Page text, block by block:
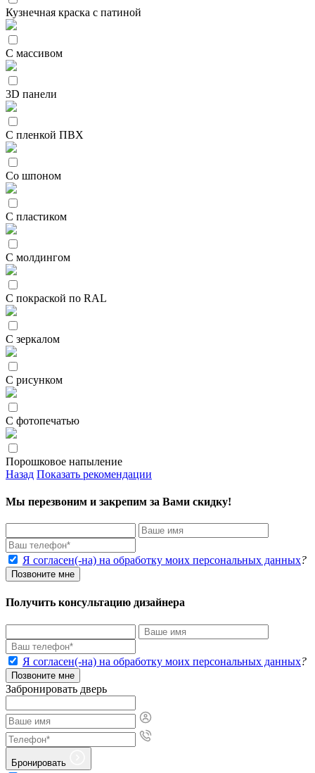
Кузнечная краска с патиной
С массивом
3D панели
С пленкой ПВХ
Со шпоном
С пластиком
С молдингом
С покраской по RAL
С зеркалом
С рисунком
С фотопечатью
Порошковое напыление
Назад Показать рекомендации
Мы перезвоним и закрепим за Вами скидку!
Я согласен(-на) на обработку моих персональных данных?
Позвоните мне
Получить консультацию дизайнера
Я согласен(-на) на обработку моих персональных данных?
Позвоните мне
Забронировать дверь
Бронировать